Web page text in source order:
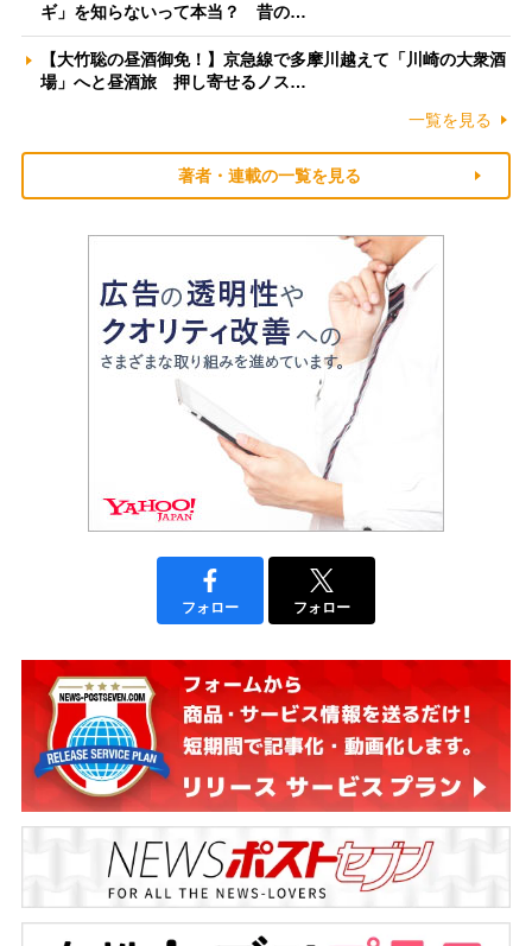
ギ」を知らないって本当？ 昔の…
【大竹聡の昼酒御免！】京急線で多摩川越えて「川崎の大衆酒
場」へと昼酒旅 押し寄せるノス…
一覧を見る
著者・連載の一覧を見る
フォロー フォロー